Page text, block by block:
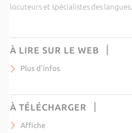
locuteurs et spécialistes des langues.
À LIRE SUR LE WEB
Plus d'infos
À TÉLÉCHARGER
Affiche